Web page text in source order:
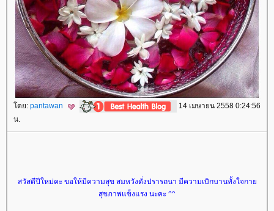
ดย: pantawan
14 เมษายน 2558 0:24:56
น.
สวัสดีปีใหม่คะ ขอให้มีความสุข สมหวังดั่งปรารถนา มีความเบิกบานทั้งใจกา
สุขภาพแข็งแรง นะคะ ^^